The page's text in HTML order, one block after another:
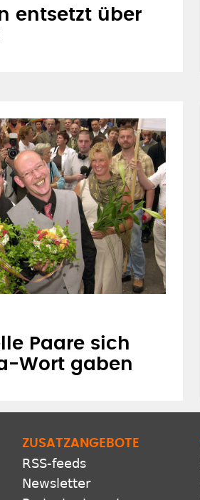
entsetzt über
Paare sich
Wort gaben
ZUSATZANGEBOTE
RSS-feeds
Newsletter